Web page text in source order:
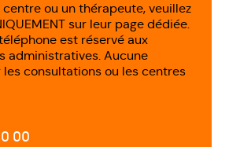
centre ou un thérapeute, veuillez
sur leur page dédiée.
est réservé aux
administratives. Aucune
consultations ou les centres
00